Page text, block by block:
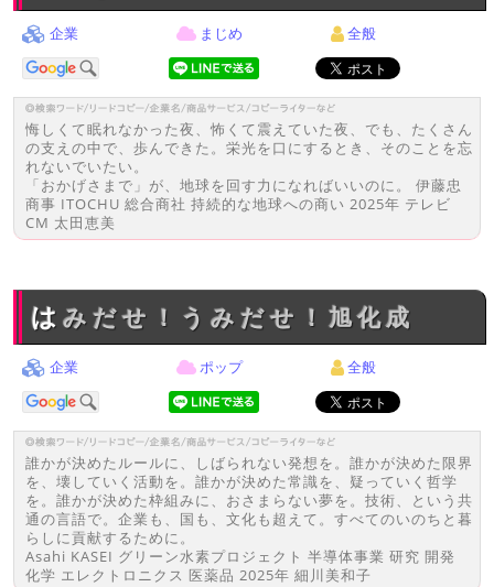
企業 まじめ 全般
悔しくて眠れなかった夜、怖くて震えていた夜、でも、たくさん
の支えの中で、歩んできた。栄光を口にするとき、そのことを忘
れないでいたい。
「おかげさまで」が、地球を回す力になればいいのに。 伊藤忠
商事 ITOCHU 総合商社 持続的な地球への商い 2025年 テレビ
CM 太田恵美
はみだせ！うみだせ！旭化成
企業 ポップ 全般
誰かが決めたルールに、しばられない発想を。誰かが決めた限界
を、壊していく活動を。誰かが決めた常識を、疑っていく哲学
を。誰かが決めた枠組みに、おさまらない夢を。技術、という共
通の言語で。企業も、国も、文化も超えて。すべてのいのちと暮
らしに貢献するために。
Asahi KASEI グリーン水素プロジェクト 半導体事業 研究 開発
化学 エレクトロニクス 医薬品 2025年 細川美和子